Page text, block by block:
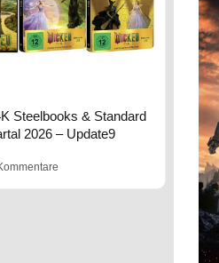
Steelbooks & Standard
2026 – Update9